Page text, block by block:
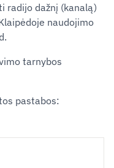
radijo dažnį (kanalą)
naudojimo
tarnybos
pastabos: